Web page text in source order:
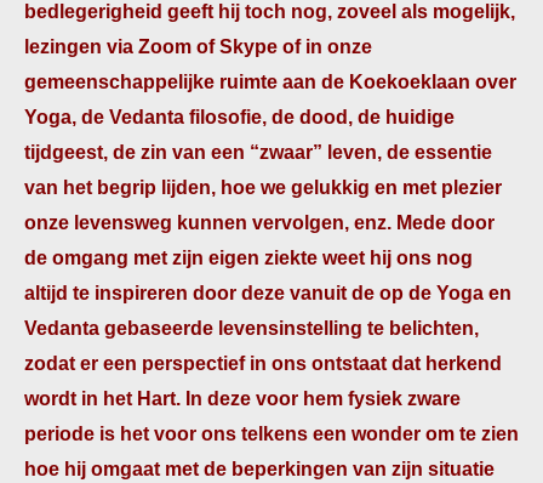
bedlegerigheid geeft hij toch nog, zoveel als mogelijk,
lezingen via Zoom of Skype of in onze
gemeenschappelijke ruimte aan de Koekoeklaan over
Yoga, de Vedanta filosofie, de dood, de huidige
tijdgeest, de zin van een “zwaar” leven, de essentie
van het begrip lijden, hoe we gelukkig en met plezier
onze levensweg kunnen vervolgen, enz. Mede door
de omgang met zijn eigen ziekte weet hij ons nog
altijd te inspireren door deze vanuit de op de Yoga en
Vedanta gebaseerde levensinstelling te belichten,
zodat er een perspectief in ons ontstaat dat herkend
wordt in het Hart. In deze voor hem fysiek zware
periode is het voor ons telkens een wonder om te zien
hoe hij omgaat met de beperkingen van zijn situatie